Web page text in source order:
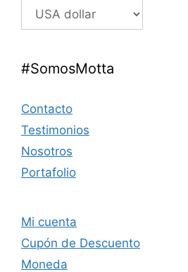
#SomosMotta
Contacto
Testimonios
Nosotros
Portafolio
Mi cuenta
Cupón de Descuento
Moneda